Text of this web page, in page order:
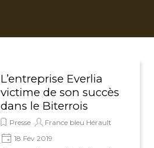
L’entreprise Everlia
victime de son succès
dans le Biterrois
Presse
France bleu Hérault
18 Fév 2019